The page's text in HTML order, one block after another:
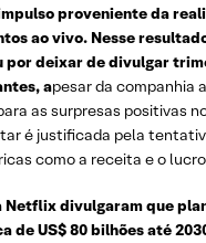
proveniente da
ao vivo. Nesse
por deixar de divulgar
apesar da companhia
as surpresas positivas
é justificada pela
como a receita e o
Netflix divulgaram que
de US$ 80 bilhões até